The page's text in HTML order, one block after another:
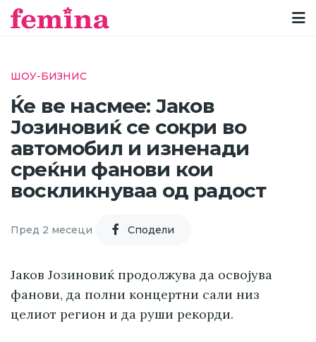
ШОУ-БИЗНИС
Ќе ве насмее: Јаков
Јозиновиќ се сокри во
автомобил и изненади
среќни фанови кои
воскликнуваа од радост
Пред 2 месеци Cподели
Јаков Јозиновиќ продолжува да освојува
фанови, да полни концертни сали низ
целиот регион и да руши рекорди.